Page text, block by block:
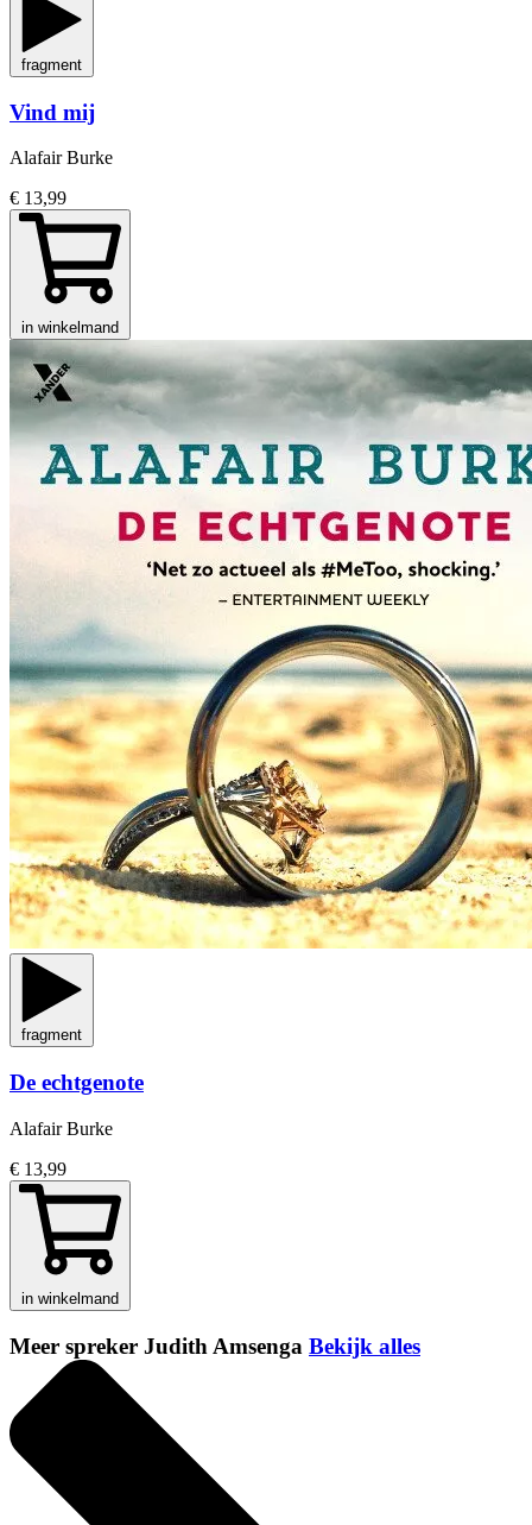
fragment
Vind mij
Alafair Burke
€ 13,99
in winkelmand
fragment
De echtgenote
Alafair Burke
€ 13,99
in winkelmand
Meer spreker Judith Amsenga Bekijk alles